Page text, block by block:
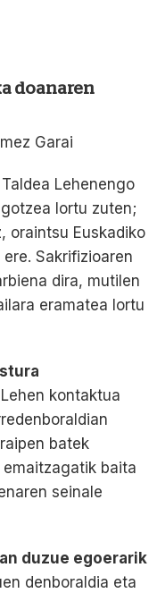
doanaren
Garai
Lehenengo
lortu zuten;
oraintsu Euskadiko
Sakrifizioaren
dira, mutilen
eramatea lortu
kontaktua
batek
baita
seinale
duzue egoerarik
denboraldia eta